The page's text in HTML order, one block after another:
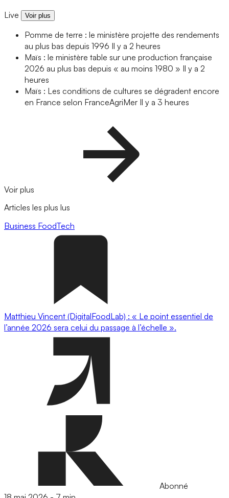
Live Voir plus
Pomme de terre : le ministère projette des rendements
au plus bas depuis 1996 Il y a 2 heures
Maïs : le ministère table sur une production française
2026 au plus bas depuis « au moins 1980 » Il y a 2
heures
Maïs : Les conditions de cultures se dégradent encore
en France selon FranceAgriMer Il y a 3 heures
Voir plus
Articles les plus lus
Business FoodTech
Matthieu Vincent (DigitalFoodLab) : « Le point essentiel de
l’année 2026 sera celui du passage à l’échelle ».
Abonné